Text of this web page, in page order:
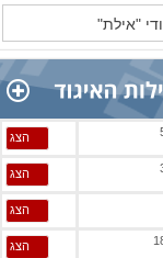
הצג
הצג
הצג
הצג